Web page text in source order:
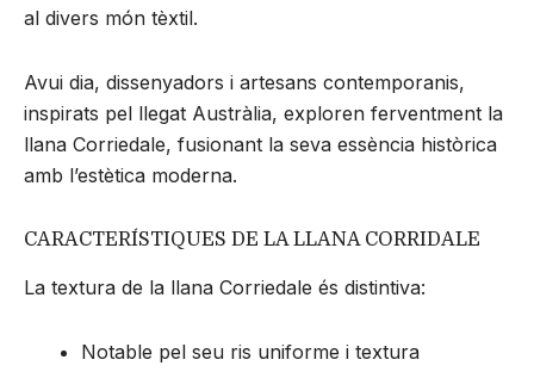
al divers món tèxtil.
Avui dia, dissenyadors i artesans contemporanis,
inspirats pel llegat Austràlia, exploren ferventment la
llana Corriedale, fusionant la seva essència històrica
amb l’estètica moderna.
CARACTERÍSTIQUES DE LA LLANA CORRIDALE
La textura de la llana Corriedale és distintiva:
Notable pel seu ris uniforme i textura